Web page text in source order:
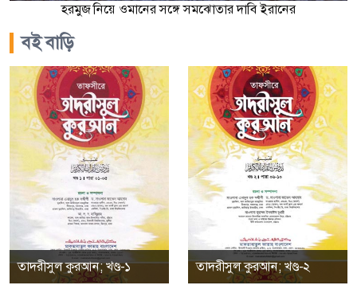
হরমুজ নিয়ে ওমানের সঙ্গে সমঝোতার দাবি ইরানের
বই বাড়ি
তাদরীসুল কুরআন; খণ্ড-১ তাদরীসুল কুরআন; খণ্ড-২